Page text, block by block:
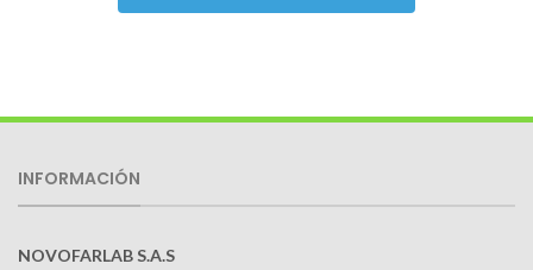
INFORMACIÓN
NOVOFARLAB S.A.S